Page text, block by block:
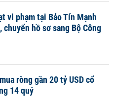
vi phạm tại Bảo Tín Mạnh
chuyển hồ sơ sang Bộ Công
ròng gần 20 tỷ USD cổ
14 quý